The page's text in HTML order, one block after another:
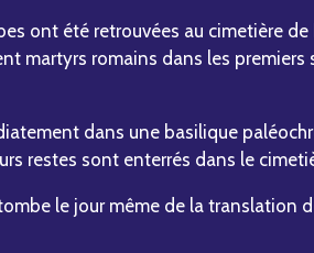
ont été retrouvées au cimetière
martyrs romains dans les premiers
dans une basilique
restes sont enterrés dans le
le jour même de la translation